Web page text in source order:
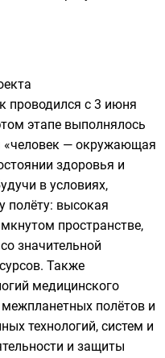
проводился с 3 июня
этапе выполнялось
«человек — окружающая
здоровья и
в условиях,
полёту: высокая
пространстве,
со значительной
Также
медицинского
полётов и
технологий, систем и
и защиты